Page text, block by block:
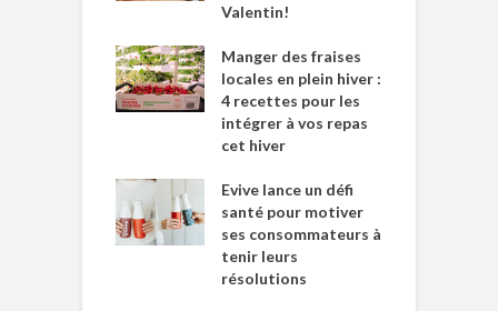
Valentin!
Manger des fraises
locales en plein hiver :
4 recettes pour les
intégrer à vos repas
cet hiver
Evive lance un défi
santé pour motiver
ses consommateurs à
tenir leurs
résolutions